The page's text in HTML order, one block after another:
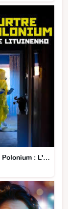
Meurtre au Polonium : L'Affaire Litvinenko